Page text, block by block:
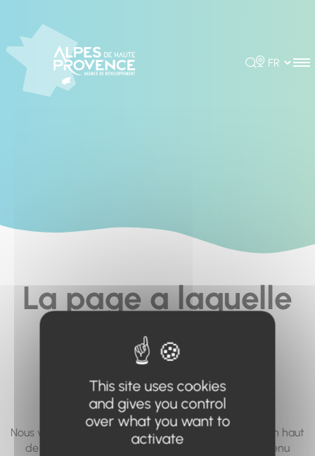
Rechercher
Choisir la
La page a laquelle
vous cherchez à
accéder n'existe
pas... ou plus.
Nous vous invitons à utiliser le moteur de recherche en haut
de page, ou à utiliser le menu pour trouver le contenu
This site uses cookies
and gives you control
over what you want to
activate